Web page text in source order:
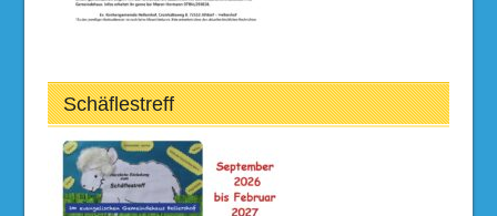
Schäflestreff